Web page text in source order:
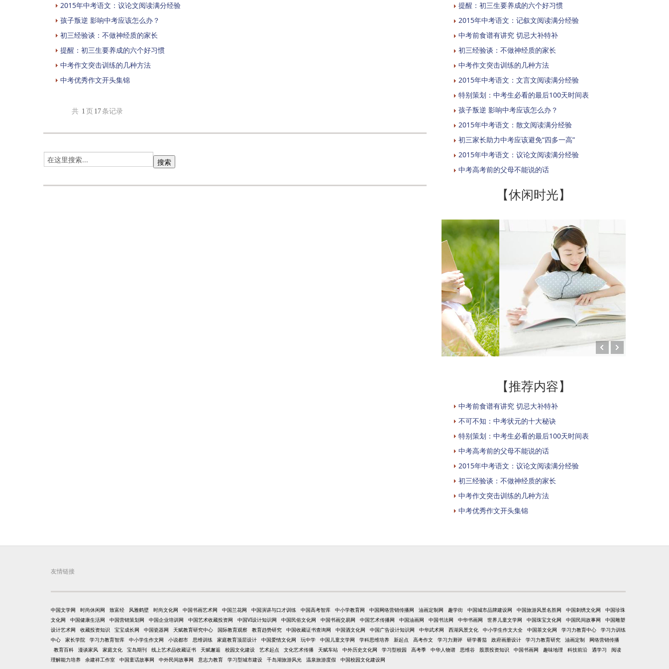
2015年中考语文：议论文阅读满分经验
孩子叛逆 影响中考应该怎么办？
初三经验谈：不做神经质的家长
提醒：初三生要养成的六个好习惯
中考作文突击训练的几种方法
中考优秀作文开头集锦
共 1 页 17 条记录
提醒：初三生要养成的六个好习惯
2015年中考语文：记叙文阅读满分经验
中考前食谱有讲究 切忌大补特补
初三经验谈：不做神经质的家长
中考作文突击训练的几种方法
2015年中考语文：文言文阅读满分经验
特别策划：中考生必看的最后100天时间表
孩子叛逆 影响中考应该怎么办？
2015年中考语文：散文阅读满分经验
初三家长助力中考应该避免“四多一高”
2015年中考语文：议论文阅读满分经验
中考高考前的父母不能说的话
【休闲时光】
【推荐内容】
中考前食谱有讲究 切忌大补特补
不可不知：中考状元的十大秘诀
特别策划：中考生必看的最后100天时间表
中考高考前的父母不能说的话
2015年中考语文：议论文阅读满分经验
初三经验谈：不做神经质的家长
中考作文突击训练的几种方法
中考优秀作文开头集锦
友情链接
中国文学网 时尚休闲网 致富经 风雅鹤壁 时尚文化网 中国书画艺术网 中国兰花网 中国演讲与口才训练 中国高考智库 中小学教育网 中国网络营销传播网 油画定制网 趣学街 中国城市品牌建设网 中国旅游风景名胜网 中国刺绣文化网
中国珍珠
文化网
中国健康生活网 中国营销策划网 中国企业培训网 中国艺术收藏投资网 中国VI设计知识网 中国民俗文化网 中国书画交易网 中国艺术传播网 中国油画网 中国书法网 中华书画网 世界儿童文学网 中国珠宝文化网 中国民间故事网
中国雕塑
设计艺术网
收藏投资知识 宝宝成长网 中国瓷器网 天赋教育研究中心 国际教育观察 教育趋势研究 中国收藏证书查询网 中国酒文化网 中国广告设计知识网 中华武术网 西湖风景文化 中小学生作文大全 中国茶文化网 学习力教育中心
学习力训练
中心
家长学院 学习力教育智库 中小学生作文网 小说都市 思维训练 家庭教育顶层设计 中国爱情文化网 玩中学 中国儿童文学网 学科思维培养 新起点 高考作文 学习力测评 研学番茄 政府画册设计 学习力教育研究 油画定制
网络营销传播
教育百科
漫谈家风 家庭文化 宝岛期刊 线上艺术品收藏证书 天赋邂逅 校园文化建设 艺术起点 文化艺术传播 天赋车站 中外历史文化网 学习型校园 高考季 中华人物谱 思维谷 股票投资知识 中国书画网 趣味地理 科技前沿 遇学习
阅读
理解能力培养
余建祥工作室 中国童话故事网 中外民间故事网 意志力教育 学习型城市建设 千岛湖旅游风光 温泉旅游度假 中国校园文化建设网